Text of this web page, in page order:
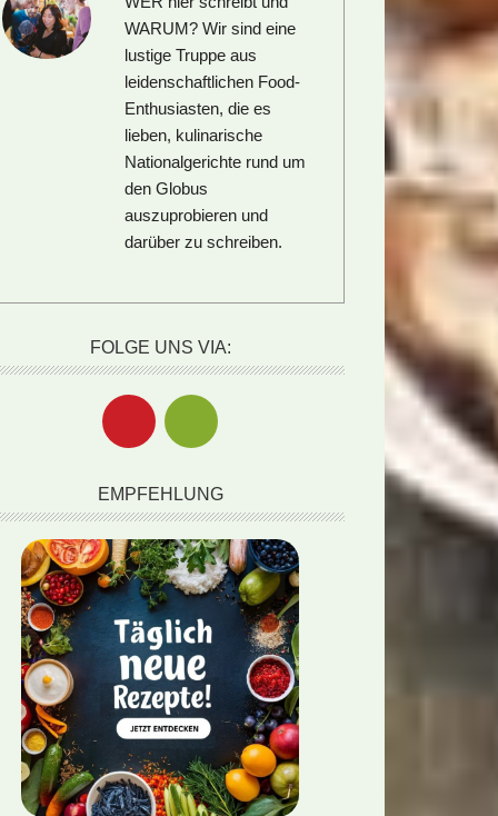
WARUM?Wir sind eine
lustige Truppe aus
leidenschaftlichen Food-
Enthusiasten, die es
lieben, kulinarische
Nationalgerichte rund um
den Globus
auszuprobieren und
darüber zu schreiben.
FOLGE UNS VIA:
EMPFEHLUNG